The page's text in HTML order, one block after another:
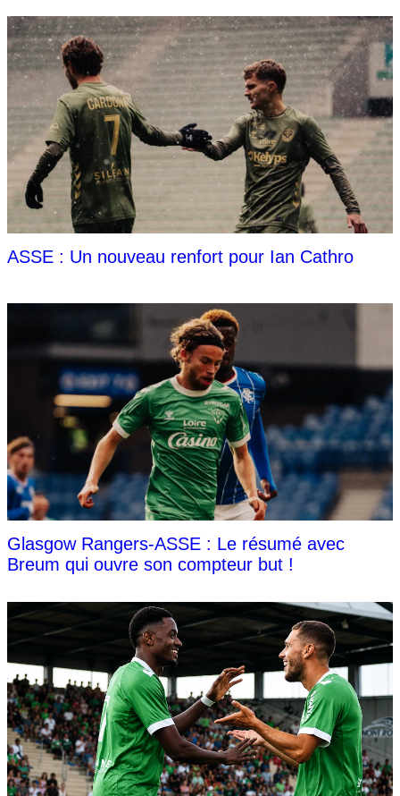
ASSE : Un nouveau renfort pour Ian Cathro
Glasgow Rangers-ASSE : Le résumé avec
Breum qui ouvre son compteur but !